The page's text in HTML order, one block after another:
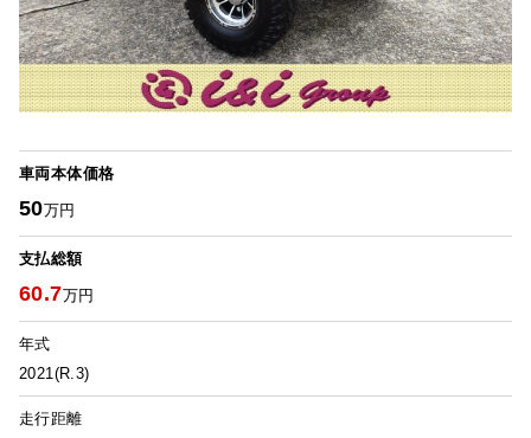
車両本体価格
50万円
支払総額
60.7万円
年式
2021(R.3)
走行距離